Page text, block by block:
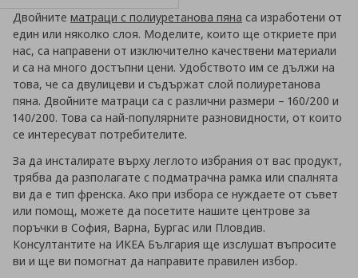
Двойните матраци с полиуретанова пяна са изработени от
един или няколко слоя. Моделите, които ще откриете при
нас, са направени от изключително качествени материали
и са на много достъпни цени. Удобството им се дължи на
това, че са двулицеви и съдържат слой полиуретанова
пяна. Двойните матраци са с различни размери – 160/200 и
140/200. Това са най-популярните разновидности, от които
се интересуват потребителите.
За да инсталирате върху леглото избрания от вас продукт,
трябва да разполагате с подматрачна рамка или спалнята
ви да е тип френска. Ако при избора се нуждаете от съвет
или помощ, можете да посетите нашите центрове за
поръчки в София, Варна, Бургас или Пловдив.
Консултантите на ИКЕА България ще изслушат въпросите
ви и ще ви помогнат да направите правилен избор.